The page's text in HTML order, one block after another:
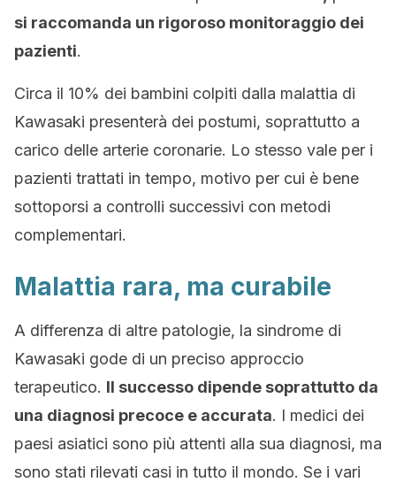
si raccomanda un rigoroso monitoraggio dei
pazienti.
Circa il 10% dei bambini colpiti dalla malattia di
Kawasaki presenterà dei postumi, soprattutto a
carico delle arterie coronarie. Lo stesso vale per i
pazienti trattati in tempo, motivo per cui è bene
sottoporsi a controlli successivi con metodi
complementari.
Malattia rara, ma curabile
A differenza di altre patologie, la sindrome di
Kawasaki gode di un preciso approccio
terapeutico. Il successo dipende soprattutto da
una diagnosi precoce e accurata. I medici dei
paesi asiatici sono più attenti alla sua diagnosi, ma
sono stati rilevati casi in tutto il mondo. Se i vari